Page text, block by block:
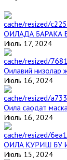
ОИЛАДА БАРАКА
Июль 17, 2024
Оилавий низолар
Июль 16, 2024
Оила саодат
Июль 16, 2024
ОИЛА ҚУРИШ БУ
Июль 15, 2024